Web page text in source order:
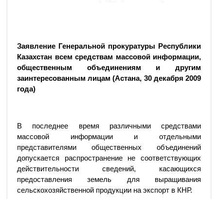
Заявление Генеральной прокуратуры Республики
Казахстан всем средствам массовой информации,
общественным объединениям и другим
заинтересованным лицам (Астана, 30 декабря 2009
года)
В последнее время различными средствами
массовой информации и отдельными
представителями общественных объединений
допускается распространение не соответствующих
действительности сведений, касающихся
предоставления земель для выращивания
сельскохозяйственной продукции на экспорт в КНР.